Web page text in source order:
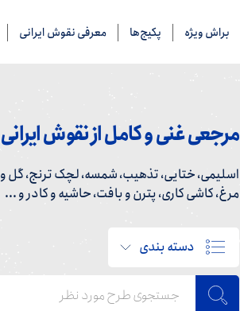
براش ویژه پکیج‌ها معرفی نقوش ایرانی
مرجعی غنی و کامل از نقوش ایرانی
اسلیمی، ختایی، تذهیب، شمسه، لچک ترنج، گل و
مرغ، کاشی کاری، پترن و بافت، حاشیه و کادر و ...
دسته بندی